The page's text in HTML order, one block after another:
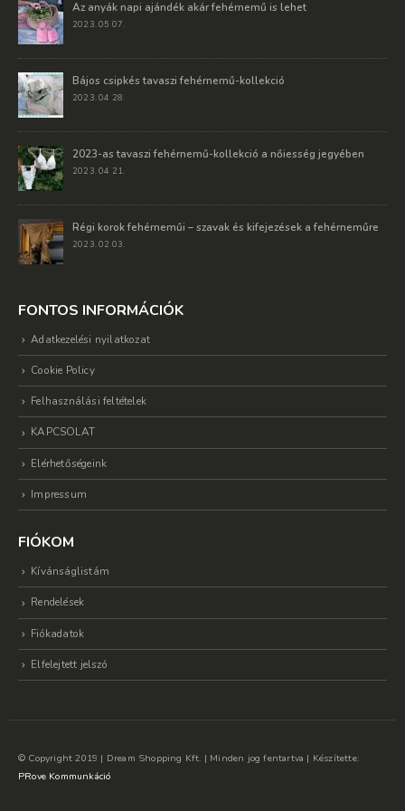
Az anyák napi ajándék akár fehérnemű is lehet
2023. 05 07.
Bájos csipkés tavaszi fehérnemű-kollekció
2023. 04 28.
2023-as tavaszi fehérnemű-kollekció a nőiesség jegyében
2023. 04 21.
Régi korok fehérneműi – szavak és kifejezések a fehérneműre
2023. 02 03.
FONTOS INFORMÁCIÓK
Adatkezelési nyilatkozat
Cookie Policy
Felhasználási feltételek
KAPCSOLAT
Elérhetőségeink
Impressum
FIÓKOM
Kívánságlistám
Rendelések
Fiókadatok
Elfelejtett jelszó
© Copyright 2019 | Dream Shopping Kft. | Minden jog fentartva | Készítette:
PRove Kommunkáció